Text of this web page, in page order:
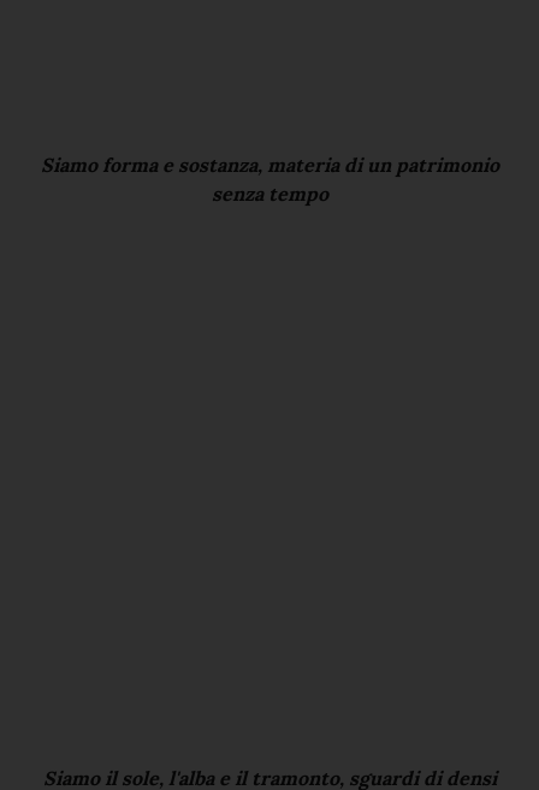
Siamo forma e sostanza, materia di un patrimonio
senza tempo
Siamo il sole, l'alba e il tramonto, sguardi di densi